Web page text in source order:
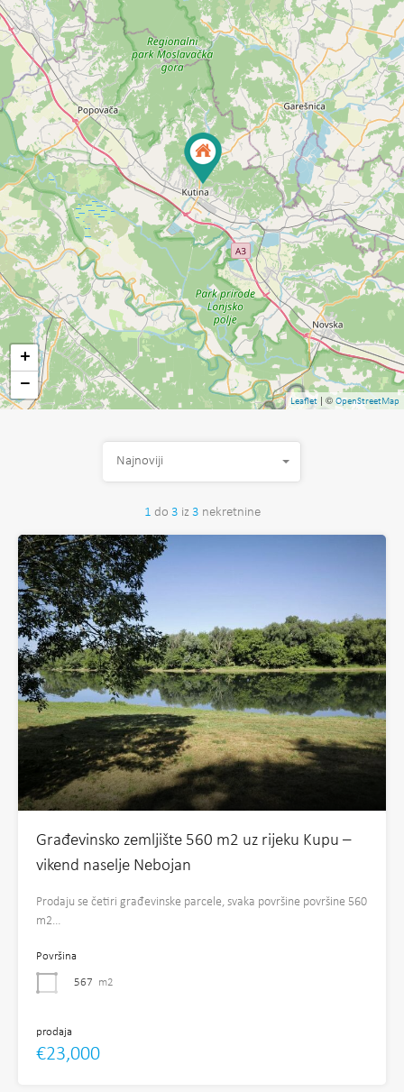
+
−
Leaflet | © OpenStreetMap
1 do 3 iz 3 nekretnine
Najnoviji
Građevinsko zemljište 560 m2 uz rijeku Kupu –
vikend naselje Nebojan
Prodaju se četiri građevinske parcele, svaka površine površine 560
m2…
Površina
567 m2
prodaja
€23,000